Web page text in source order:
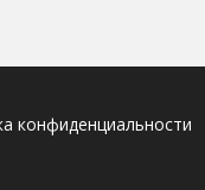
конфиденциальности